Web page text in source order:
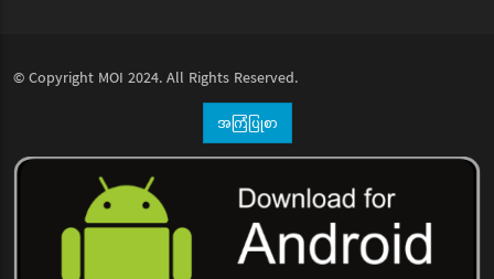
© Copyright MOI 2024. All Rights Reserved.
အကြံပြုစာ